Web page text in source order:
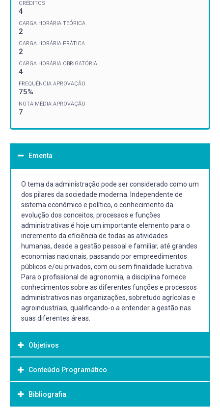
CRÉDITOS
4
CARGA HORÁRIA TEÓRICA
2
CARGA HORÁRIA PRÁTICA
2
CARGA HORÁRIA OBRIGATÓRIA
4
FREQUÊNCIA APROVAÇÃO
75%
NOTA MÉDIA APROVAÇÃO
7
Ementa
O tema da administração pode ser considerado como um
dos pilares da sociedade moderna. Independente de
sistema econômico e político, o conhecimento da
evolução dos conceitos, processos e funções
administrativas é hoje um importante elemento para o
incremento da eficiência de todas as atividades
humanas, desde a gestão pessoal e familiar, até grandes
economias nacionais, passando por empreedimentos
públicos e/ou privados, com ou sem finalidade lucrativa.
Para o profissional de agronomia, a disciplina fornece
conhecimentos sobre as diferentes funções e processos
administrativos nas organizações, sobretudo agrícolas e
agroindustriais, qualificando-o a entender a gestão nas
suas diferentes áreas.
Objetivos
Objetivo Geral:
Apresentar e discutir os conteúdos relacionados a área da
administração de forma a melhor qualificar os alunos
Conteúdo Programático
1. Histórico e Evolução da Ciência Administrativa
a. A Importância da Administração
Bibliografia